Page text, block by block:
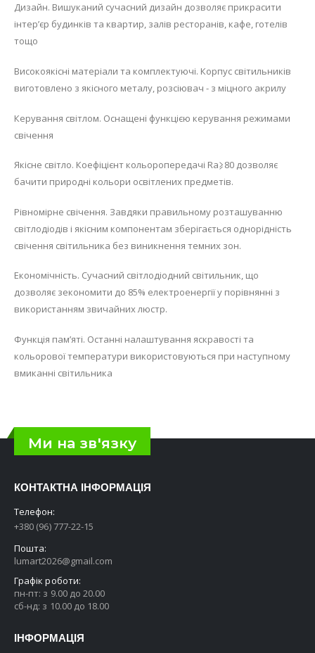
Дизайн. Вишуканий сучасний дизайн дозволяє прикрасити
інтер’єр будинків та квартир, залів ресторанів, кафе, готелів
тощо
Високоякісні матеріали та комплектуючі. Корпус світильників
виготовлено з якісного металу, розсіювач - з міцного акрилу
Керування світлом. Оснащені функцією керування режимами
свічення
Якісне світло. Коефіцієнт кольоропередачі Ra⩾80 дозволяє
бачити природні кольори освітлених предметів.
Рівномірне свічення. Завдяки правильному розташуванню
світлодіодів і якісним компонентам зберігається однорідність
свічення світильника без виникнення темних зон.
Економічність. Сучасний світлодіодний світильник, що
дозволяє зекономити до 85% електроенергії у порівнянні з
використанням звичайних люстр.
Функція пам’яті. Останні налаштування яскравості та
кольорової температури використовуються при наступному
вмиканні світильника
Ми на зв'язку
КОНТАКТНА ІНФОРМАЦІЯ
Телефон:
+380 (96) 777-22-15
Пошта:
lumart2026@gmail.com
Графік роботи:
пн-пт: з 9.00 до 20.00
сб-нд: з 10.00 до 18.00
ІНФОРМАЦІЯ